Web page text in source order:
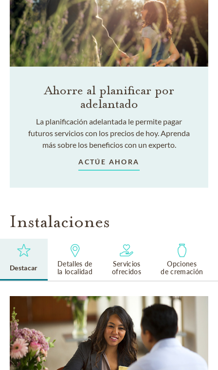
Ahorre al planificar por
adelantado
La planificación adelantada le permite pagar
futuros servicios con los precios de hoy. Aprenda
más sobre los beneficios con un experto.
ACTÚE AHORA
Instalaciones
Destacar
Detalles de
la localidad
Servicios
ofrecidos
Opciones
de cremación